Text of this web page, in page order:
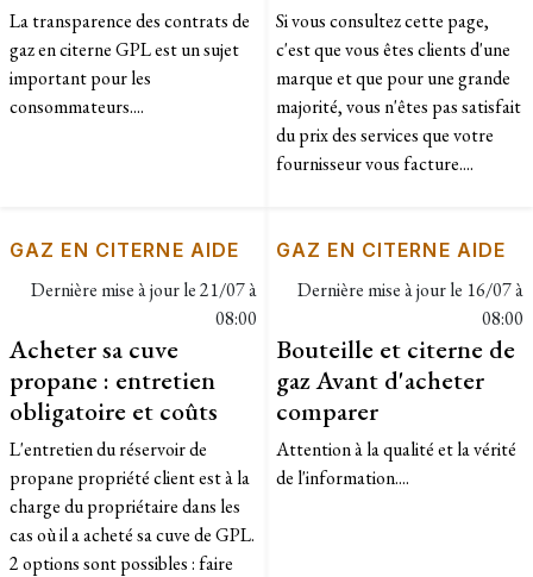
La transparence des contrats de
gaz en citerne GPL est un sujet
important pour les
consommateurs....
​Si vous consultez cette page,
c'est que vous êtes clients d'une
marque et que pour une grande
majorité, vous n'êtes pas satisfait
du prix des services que votre
fournisseur vous facture....
GAZ EN CITERNE AIDE
Dernière mise à jour le21/07 à
08:00
Acheter sa cuve
propane : entretien
obligatoire et coûts
L'entretien du réservoir de
propane propriété client est à la
charge du propriétaire dans les
cas où il a acheté sa cuve de GPL.
2 options sont possibles : faire
GAZ EN CITERNE AIDE
Dernière mise à jour le 16/07 à
08:00
Bouteille et citerne de
gaz Avant d'acheter
comparer
Attention à la qualité et la vérité
de l'information....